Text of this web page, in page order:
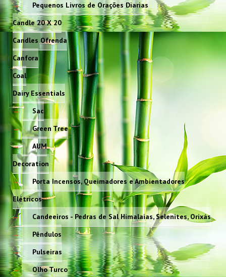
Pequenos Livros de Orações Diarias
Candle 20 X 20
Candles Ofrenda
Canfora
Coal
Dairy Essentials
Sac
Green Tree
AUM
Decoration
Porta Incensos, Queimadores e Ambientadores
Elétricos
Candeeiros - Pedras de Sal Himalaias, Selenites, Orixás
Pêndulos
Pulseiras
Olho Turco